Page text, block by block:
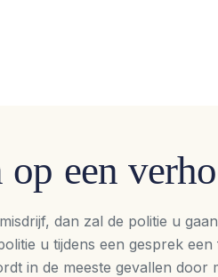
op een
dan zal de politie u gaan
u tijdens een gesprek een
in de meeste gevallen door